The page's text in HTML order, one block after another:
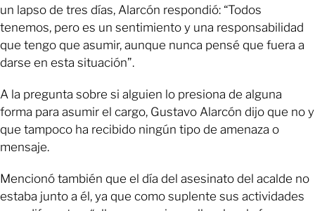
un lapso de tres días, Alarcón respondió: “Todos
tenemos, pero es un sentimiento y una responsabilidad
que tengo que asumir, aunque nunca pensé que fuera a
darse en esta situación”.
A la pregunta sobre si alguien lo presiona de alguna
forma para asumir el cargo, Gustavo Alarcón dijo que no y
que tampoco ha recibido ningún tipo de amenaza o
mensaje.
Mencionó también que el día del asesinato del acalde no
estaba junto a él, ya que como suplente sus actividades